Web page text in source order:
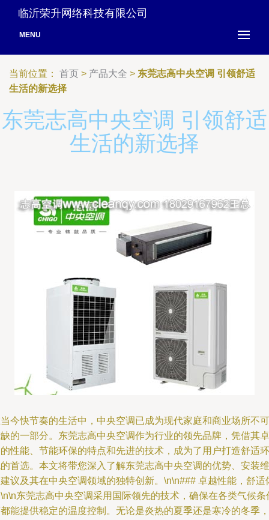
临沂荣升网络科技有限公司
MENU
当前位置： 首页 > 产品大全 > 东莞志高中央空调 引领舒适
生活的新选择
东莞志高中央空调 引领舒适
生活的新选择
今快节奏的生活中，中央空调已成为现代家庭和商业场所不可
的一部分。东莞志高中央空调作为行业的领先品牌，凭借其卓
性能、节能环保的特点和先进的技术，成为了用户打造舒适环
首选。本文将带您深入了解东莞志高中央空调的优势、安装维
议及其在中央空调领域的独特创新。\n\n### 卓越性能，舒适
东莞志高中央空调采用国际领先的技术，确保在各类气候条
能提供稳定的温度控制。无论是炎热的夏季还是寒冷的冬季，